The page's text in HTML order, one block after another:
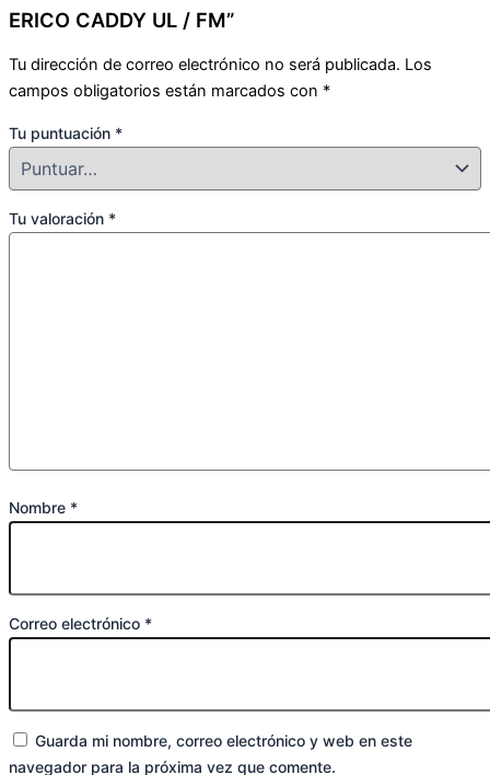
ERICO CADDY UL / FM”
Tu dirección de correo electrónico no será publicada. Los
campos obligatorios están marcados con *
Tu puntuación *
Tu valoración *
Nombre *
Correo electrónico *
Guarda mi nombre, correo electrónico y web en este
navegador para la próxima vez que comente.